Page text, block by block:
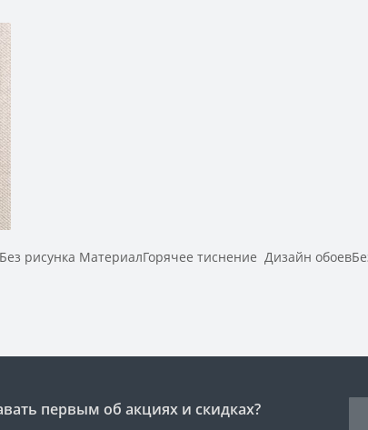
рисунка МатериалГорячее тиснение Дизайн
первым об акциях и скидках?